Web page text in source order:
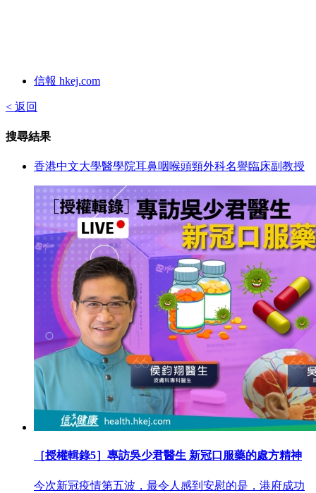
信報 hkej.com
< 返回
搜尋結果
香港中文大學醫學院耳鼻咽喉頭頸外科名譽臨床副教授
［授權輯錄5］專訪吳少君醫生 新冠⼝服藥的處方精神
今次新冠疫情第五波，最令人感到安慰的是，港府成功